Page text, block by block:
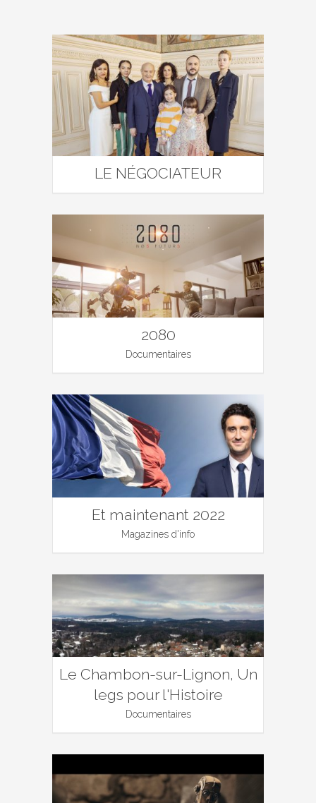
LE NÉGOCIATEUR
2080
Documentaires
Et maintenant 2022
Magazines d'info
Le Chambon-sur-Lignon, Un
legs pour l'Histoire
Documentaires